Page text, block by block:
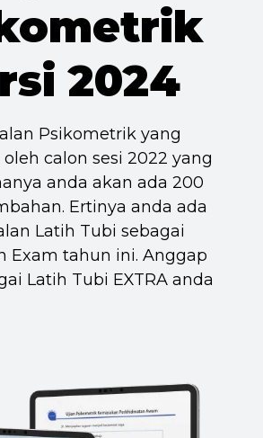
2024
Psikometrik yang
calon sesi 2022 yang
anda akan ada 200
Ertinya anda ada
Latih Tubi sebagai
Exam tahun ini. Anggap
Latih Tubi EXTRA anda